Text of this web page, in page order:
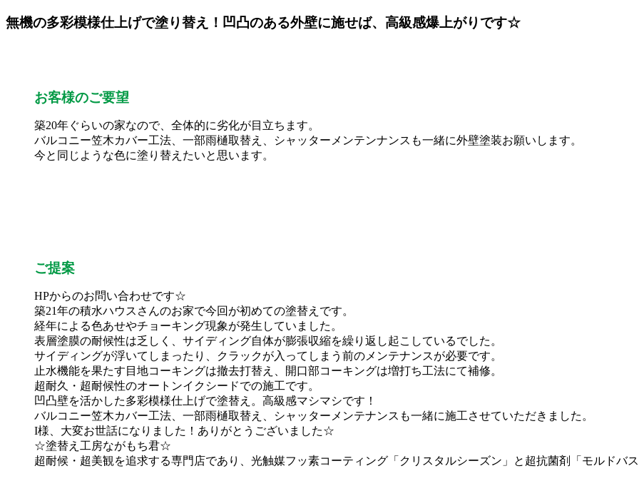
無機の多彩模様仕上げで塗り替え！凹凸のある外壁に施せば、高級感爆上がりです☆
お客様のご要望
築20年ぐらいの家なので、全体的に劣化が目立ちます。
バルコニー笠木カバー工法、一部雨樋取替え、シャッターメンテンナンスも一緒に外壁塗装お願いします。
今と同じような色に塗り替えたいと思います。
ご提案
HPからのお問い合わせです☆
築21年の積水ハウスさんのお家で今回が初めての塗替えです。
経年による色あせやチョーキング現象が発生していました。
表層塗膜の耐候性は乏しく、サイディング自体が膨張収縮を繰り返し起こしているでした。
サイディングが浮いてしまったり、クラックが入ってしまう前のメンテナンスが必要です。
止水機能を果たす目地コーキングは撤去打替え、開口部コーキングは増打ち工法にて補修。
超耐久・超耐候性のオートンイクシードでの施工です。
凹凸壁を活かした多彩模様仕上げで塗替え。高級感マシマシです！
バルコニー笠木カバー工法、一部雨樋取替え、シャッターメンテナンスも一緒に施工させていただきました。
I様、大変お世話になりました！ありがとうございました☆
☆塗替え工房ながもち君☆
超耐候・超美観を追求する専門店であり、光触媒フッ素コーティング「クリスタルシーズン」と超抗菌剤「モルドバ